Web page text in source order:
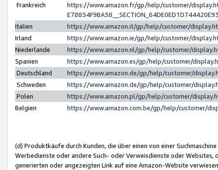
Frankreich
https://www.amazon.fr/gp/help/customer/
Italien
https://www.amazon.it/gp/help/customer/
Irland
https://www.amazon.ie/gp/help/customer/
Niederlande
https://www.amazon.nl/gp/help/customer/
Spanien
https://www.amazon.es/gp/help/customer/
Deutschland
https://www.amazon.de/gp/help/customer/
Schweden
https://www.amazon.de/gp/help/customer/
Polen
https://www.amazon.pl/gp/help/customer/
Belgien
https://www.amazon.com.be/gp/help/customer/
(d) Produktkäufe durch Kunden, die über einen von einer
Werbedienste oder andere Such- oder Verweisdienste oder Websites,
generierten oder angezeigten Link auf eine Amazon-Website